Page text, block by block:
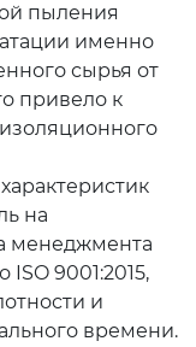
пыления
именно
сырья от
привело к
на
менеджмента
9001:2015,
и
времени.